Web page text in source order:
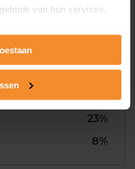
van hun services.
38%
23%
8%